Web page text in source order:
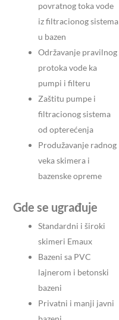
povratnog toka vode
iz filtracionog sistema
u bazen
Održavanje pravilnog
protoka vode ka
pumpi i filteru
Zaštitu pumpe i
filtracionog sistema
od opterećenja
Produžavanje radnog
veka skimera i
bazenske opreme
Gde se ugrađuje
Standardni i široki
skimeri Emaux
Bazeni sa PVC
lajnerom i betonski
bazeni
Privatni i manji javni